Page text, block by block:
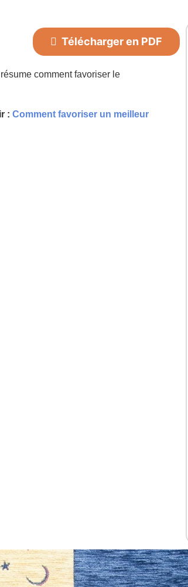
Télécharger en PDF
comment favoriser le
: Comment favoriser un meilleur